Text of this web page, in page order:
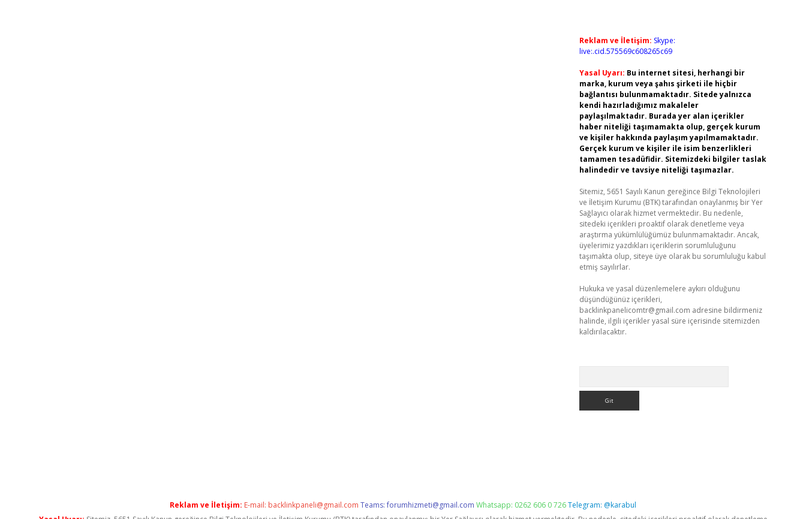
Reklam ve İletişim: Skype:
live:.cid.575569c608265c69
Yasal Uyarı: Bu internet sitesi, herhangi bir
marka, kurum veya şahıs şirketi ile hiçbir
bağlantısı bulunmamaktadır. Sitede yalnızca
kendi hazırladığımız makaleler
paylaşılmaktadır. Burada yer alan içerikler
haber niteliği taşımamakta olup, gerçek kurum
ve kişiler hakkında paylaşım yapılmamaktadır.
Gerçek kurum ve kişiler ile isim benzerlikleri
tamamen tesadüfidir. Sitemizdeki bilgiler taslak
halindedir ve tavsiye niteliği taşımazlar.
Sitemiz, 5651 Sayılı Kanun gereğince Bilgi Teknolojileri
ve İletişim Kurumu (BTK) tarafından onaylanmış bir Yer
Sağlayıcı olarak hizmet vermektedir. Bu nedenle,
sitedeki içerikleri proaktif olarak denetleme veya
araştırma yükümlülüğümüz bulunmamaktadır. Ancak,
üyelerimiz yazdıkları içeriklerin sorumluluğunu
taşımakta olup, siteye üye olarak bu sorumluluğu kabul
etmiş sayılırlar.
Hukuka ve yasal düzenlemelere aykırı olduğunu
düşündüğünüz içerikleri,
backlinkpanelicomtr@gmail.com adresine bildirmeniz
halinde, ilgili içerikler yasal süre içerisinde sitemizden
kaldırılacaktır.
Reklam ve İletişim: E-mail: backlinkpaneli@gmail.com Teams:forumhizmeti@gmail.com Whatsapp: 0262 606 0 726Telegram: @karabul